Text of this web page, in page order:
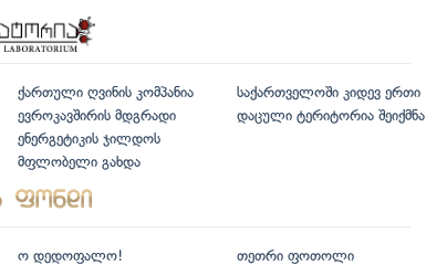
ქართული ღვინის კომპანია
ევროკავშირის მდგრადი
ენერგეტიკის ჯილდოს
მფლობელი გახდა
საქართველოში კიდევ ერთი
დაცული ტერიტორია შეიქმნა
ო დედოფალო! თეთრი ფოთოლი